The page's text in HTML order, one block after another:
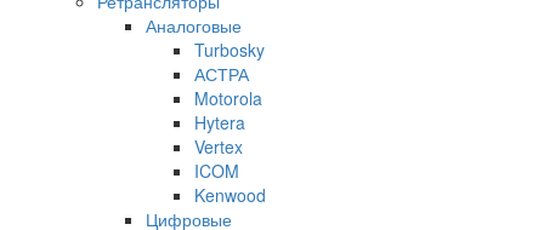
Аналоговые
Turbosky
АСТРА
Motorola
Hytera
Vertex
ICOM
Kenwood
Цифровые